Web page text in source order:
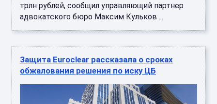
трлн рублей, сообщил управляющий партнер
адвокатского бюро Максим Кульков ...
Защита Euroclear рассказала о сроках
обжалования решения по иску ЦБ